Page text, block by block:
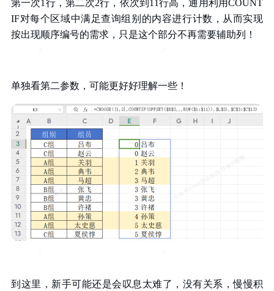
第一次1行，第二次2行，依次到11行高，通用利用COUNT
IF对每个区域中满足查询组别的内容进行计数，从而实现
按出现顺序编号的需求，只是这个部分不再需要辅助列！
单独看第二参数，可能更好好理解一些！
到这里，新手可能还是会叹息太难了，没有关系，慢慢积